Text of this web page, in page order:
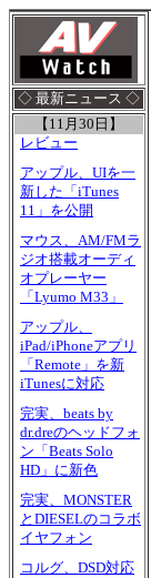
◇ 最新ニュース ◇
【11月30日】
レビュー
アップル、UIを一
新した「iTunes
11」を公開
マウス、AM/FMラ
ジオ搭載オーディ
オプレーヤー
「Lyumo M33」
アップル、
iPad/iPhoneアプリ
「Remote」を新
iTunesに対応
完実、beats by
dr.dreのヘッドフォ
ン「Beats Solo
HD」に新色
完実、MONSTER
とDIESELのコラボ
イヤフォン
コルグ、DSD対応